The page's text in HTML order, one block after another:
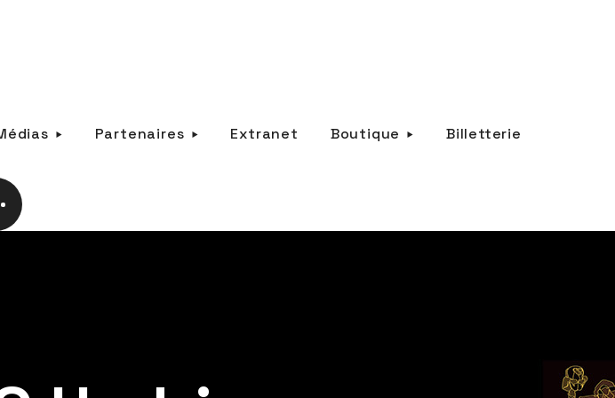
Partenaires Extranet Boutique Billetterie